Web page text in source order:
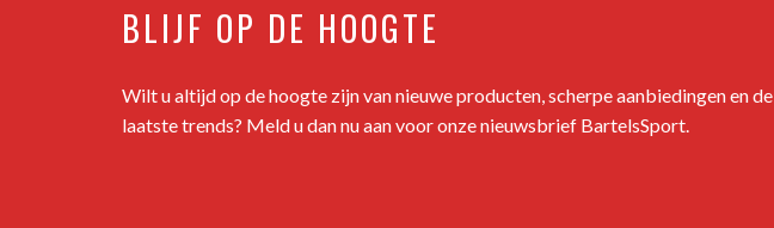
BLIJF OP DE HOOGTE
Wilt u altijd op de hoogte zijn van nieuwe producten, scherpe aanbiedingen en de
laatste trends? Meld u dan nu aan voor onze nieuwsbrief BartelsSport.